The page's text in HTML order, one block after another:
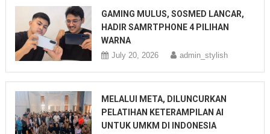
GAMING MULUS, SOSMED LANCAR,
HADIR SAMRTPHONE 4 PILIHAN
WARNA
July 20, 2026 admin_stylish
MELALUI META, DILUNCURKAN
PELATIHAN KETERAMPILAN AI
UNTUK UMKM DI INDONESIA